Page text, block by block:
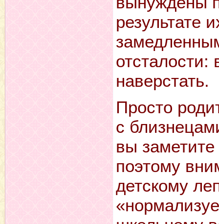
результате
наверстать.
Просто
с
вы
поэтому
детскому